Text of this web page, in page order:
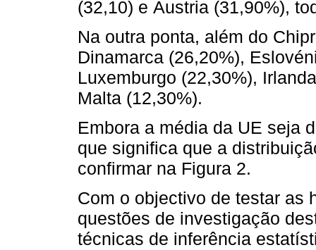
(32,10) e Áustria (31,90%),
Na outra ponta, além do
Dinamarca (26,20%),
Luxemburgo (22,30%),
Malta (12,30%).
Embora a média da UE seja
que significa que a
confirmar na Figura 2.
Com o objectivo de testar as
questões de investigação
técnicas de inferência